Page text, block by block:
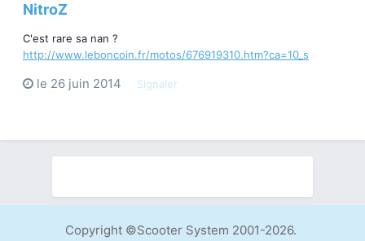
NitroZ
C'est rare sa nan ?
http://www.leboncoin.fr/motos/676919310.htm?ca=10_s
le 26 juin 2014 Signaler
Copyright ©Scooter System 2001-2026.